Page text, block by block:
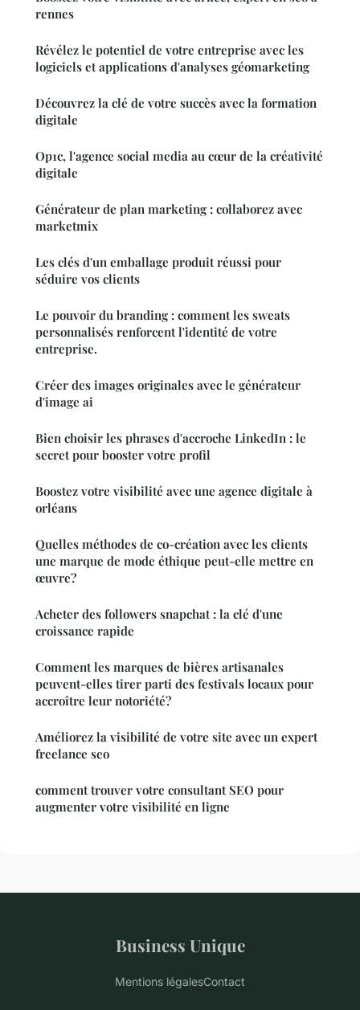
rennes
Révélez le potentiel de votre entreprise avec les
logiciels et applications d'analyses géomarketing
Découvrez la clé de votre succès avec la formation
digitale
Op1c, l'agence social media au cœur de la créativité
digitale
Générateur de plan marketing : collaborez avec
marketmix
Les clés d'un emballage produit réussi pour
séduire vos clients
Le pouvoir du branding : comment les sweats
personnalisés renforcent l'identité de votre
entreprise.
Créer des images originales avec le générateur
d'image ai
Bien choisir les phrases d'accroche LinkedIn : le
secret pour booster votre profil
Boostez votre visibilité avec une agence digitale à
orléans
Quelles méthodes de co-création avec les clients
une marque de mode éthique peut-elle mettre en
œuvre?
Acheter des followers snapchat : la clé d'une
croissance rapide
Comment les marques de bières artisanales
peuvent-elles tirer parti des festivals locaux pour
accroître leur notoriété?
Améliorez la visibilité de votre site avec un expert
freelance seo
comment trouver votre consultant SEO pour
augmenter votre visibilité en ligne
Business Unique
Mentions légalesContact